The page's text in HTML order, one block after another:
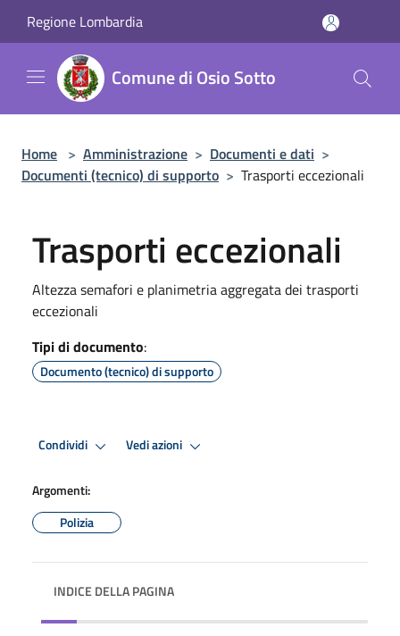
Regione Lombardia
Comune di Osio Sotto
Home > Amministrazione > Documenti e dati >
Documenti (tecnico) di supporto > Trasporti eccezionali
Trasporti eccezionali
Altezza semafori e planimetria aggregata dei trasporti
eccezionali
Tipi di documento:
Documento (tecnico) di supporto
Condividi Vedi azioni
Argomenti:
Polizia
INDICE DELLA PAGINA